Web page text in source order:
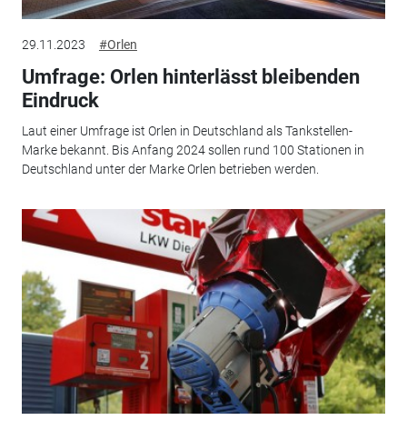
29.11.2023 #Orlen
Umfrage: Orlen hinterlässt bleibenden
Eindruck
Laut einer Umfrage ist Orlen in Deutschland als Tankstellen-
Marke bekannt. Bis Anfang 2024 sollen rund 100 Stationen in
Deutschland unter der Marke Orlen betrieben werden.